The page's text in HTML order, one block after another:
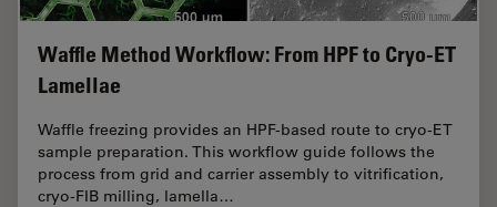
Waffle Method Workflow: From HPF to Cryo-ET
Lamellae
Waffle freezing provides an HPF-based route to cryo-ET
sample preparation. This workflow guide follows the
process from grid and carrier assembly to vitrification,
cryo-FIB milling, lamella…